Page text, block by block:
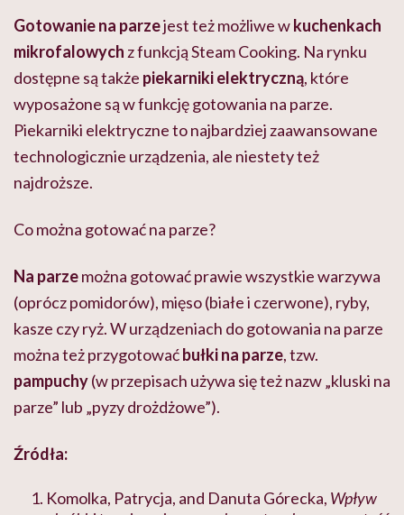
Gotowanie na parzejest też możliwe wkuchenkach
mikrofalowych z funkcją Steam Cooking. Na rynku
dostępne są także piekarniki elektryczną, które
wyposażone są w funkcję gotowania na parze.
Piekarniki elektryczne to najbardziej zaawansowane
technologicznie urządzenia, ale niestety też
najdroższe.
Co można gotować na parze?
Na parzemożna gotować prawie wszystkie warzywa
(oprócz pomidorów), mięso (białe i czerwone), ryby,
kasze czy ryż. W urządzeniach do gotowania na parze
można też przygotowaćbułki na parze, tzw.
pampuchy(w przepisach używa się też nazw „kluski na
parze” lub „pyzy drożdżowe”).
Źródła:
Komolka, Patrycja, and Danuta Górecka, Wpływ